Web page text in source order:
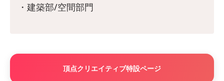
・建築部/空間部門
頂点クリエイティブ特設ページ